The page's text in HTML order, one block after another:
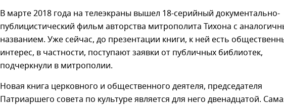
В марте 2018 года на телеэкраны вышел 18-серийный документально-
публицистический фильм авторства митрополита Тихона с
названием. Уже сейчас, до презентации книги, к ней есть
интерес, в частности, поступают заявки от публичных библиотек,
подчеркнули в митрополии.
Новая книга церковного и общественного деятеля, председателя
Патриаршего совета по культуре является для него двенадцатой.